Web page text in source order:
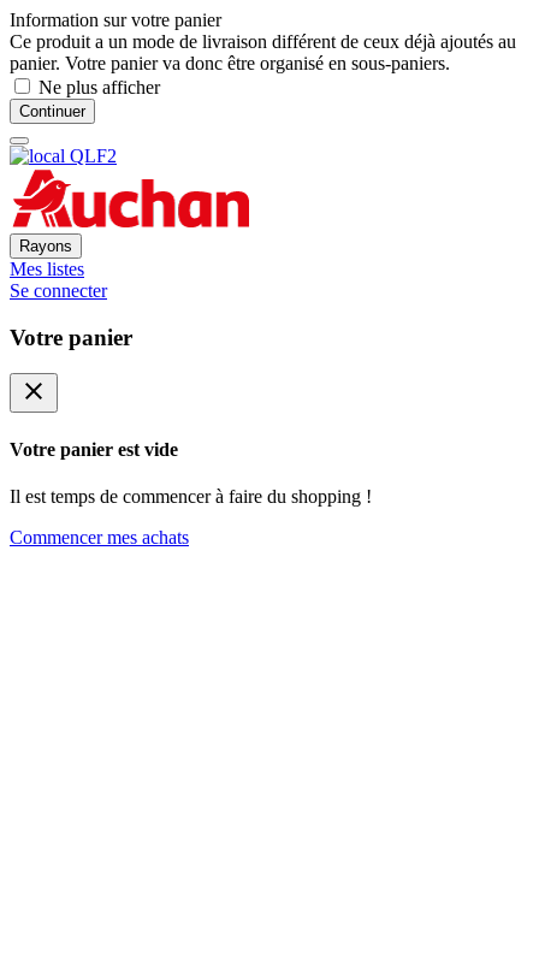
Information sur votre panier
Ce produit a un mode de livraison différent de ceux déjà ajoutés au
panier. Votre panier va donc être organisé en sous-paniers.
Ne plus afficher
Continuer
Rayons
Mes listes
Se connecter
Votre panier
close
Votre panier est vide
Il est temps de commencer à faire du shopping !
Commencer mes achats